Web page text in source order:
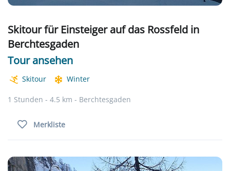
Skitour für Einsteiger auf das Rossfeld in
Berchtesgaden
Tour ansehen
Skitour Winter
1 Stunden - 4.5 km - Berchtesgaden
Merkliste